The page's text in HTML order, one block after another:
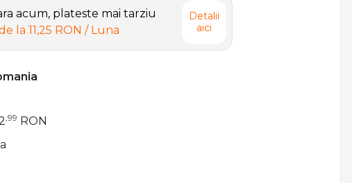
acum, plateste mai tarziu
la 11,25 RON / Luna
Detalii
aici
,99 RON